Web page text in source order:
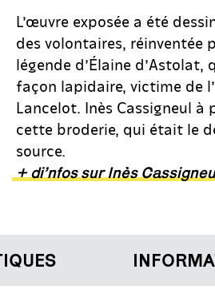
L’œuvre exposée a été
des volontaires, réinventée
légende d’Élaine
façon lapidaire, victime de
Lancelot. Inès Cassigneul
cette broderie, qui était le
source.
+ di’nfos sur Inès